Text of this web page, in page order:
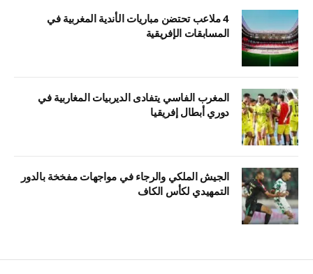
4 ملاعب تحتضن مباريات الأندية المغربية في
المسابقات الإفريقية
المغرب الفاسي يتفادى الديربيات المغاربية في
دوري أبطال إفريقيا
الجيش الملكي والرجاء في مواجهات مفخخة بالدور
التمهيدي لكأس الكاف